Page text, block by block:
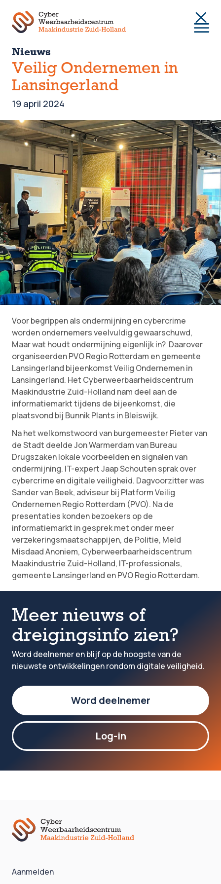
Nieuws
Veilig Ondernemen in
Lansingerland
19 april 2024
Voor begrippen als ondermijning en cybercrime
worden ondernemers veelvuldig gewaarschuwd,
Maar wat houdt ondermijning eigenlijk in? Daarover
organiseerden PVO Regio Rotterdam en gemeente
Lansingerland bijeenkomst Veilig Ondernemen in
Lansingerland. Het Cyberweerbaarheidscentrum
Maakindustrie Zuid-Holland nam deel aan de
informatiemarkt tijdens de bijeenkomst, die
plaatsvond bij Bunnik Plants in Bleiswijk.
Na het welkomstwoord van burgemeester Pieter van
de Stadt deelde Jon Warmerdam van Bureau
Drugszaken lokale voorbeelden en signalen van
ondermijning. IT-expert Jaap Schouten sprak over
cybercrime en digitale veiligheid. Dagvoorzitter was
Sander van Beek, adviseur bij Platform Veilig
Ondernemen Regio Rotterdam (PVO). Na de
presentaties konden bezoekers op de
informatiemarkt in gesprek met onder meer
verzekeringsmaatschappijen, de Politie, Meld
Misdaad Anoniem, Cyberweerbaarheidscentrum
Maakindustrie Zuid-Holland, IT-professionals,
gemeente Lansingerland en PVO Regio Rotterdam.
Meer nieuws of
dreigingsinfo zien?
Word deelnemer en blijf op de hoogste van de
nieuwste ontwikkelingen rondom digitale veiligheid.
Word deelnemer
Log-in
Aanmelden